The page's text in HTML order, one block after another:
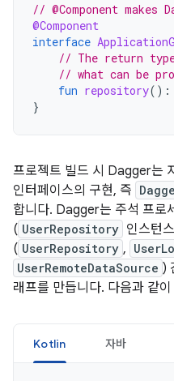
// @Component
@Component
interface
// The return
// what can be
fun repository():
}
프로젝트 빌드 시 Dagger는
인터페이스의 구현, 즉
합니다. Dagger는 주석 프로
( UserRepository 인스턴
( UserRepository ,
UserRemoteDataSource )
래프를 만듭니다. 다음과 같
Kotlin 자바